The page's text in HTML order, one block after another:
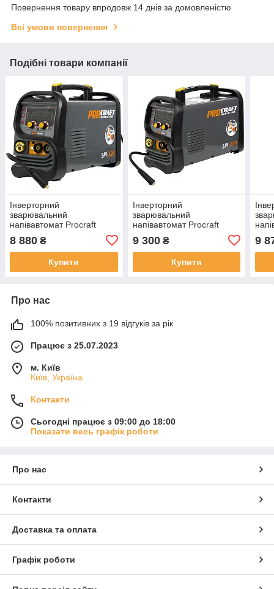
Повернення товару впродовж 14 днів за домовленістю
Всі умови повернення
Подібні товари компанії
Інверторний
зварювальний
напівавтомат Procraft
8 880 ₴
Купити
Інверторний
зварювальний
напівавтомат Procraft
9 300₴
Купити
9
Про нас
100% позитивних з 19 відгуків за рік
Працює з 25.07.2023
м. Київ
Київ, Україна
Контакти
Сьогодні працює з 09:00 до 18:00
Показати весь графік роботи
Про нас
Контакти
Доставка та оплата
Графік роботи